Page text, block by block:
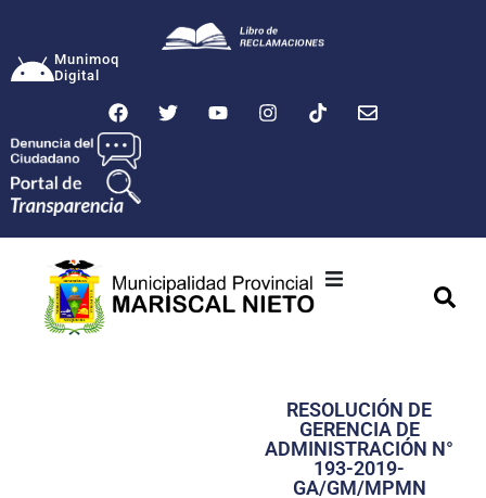
Munimoq
Digital
Transparencia
Seguridad
RESOLUCIÓN DE
GERENCIA DE
ADMINISTRACIÓN N°
193-2019-
GA/GM/MPMN